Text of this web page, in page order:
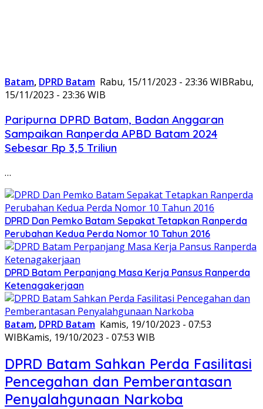
Batam, DPRD Batam Rabu, 15/11/2023 - 23:36 WIBRabu,
15/11/2023 - 23:36 WIB
Paripurna DPRD Batam, Badan Anggaran
Sampaikan Ranperda APBD Batam 2024
Sebesar Rp 3,5 Triliun
…
DPRD Dan Pemko Batam Sepakat Tetapkan Ranperda
Perubahan Kedua Perda Nomor 10 Tahun 2016
DPRD Batam Perpanjang Masa Kerja Pansus Ranperda
Ketenagakerjaan
Batam, DPRD Batam Kamis, 19/10/2023 - 07:53
WIBKamis, 19/10/2023 - 07:53 WIB
DPRD Batam Sahkan Perda Fasilitasi
Pencegahan dan Pemberantasan
Penyalahgunaan Narkoba